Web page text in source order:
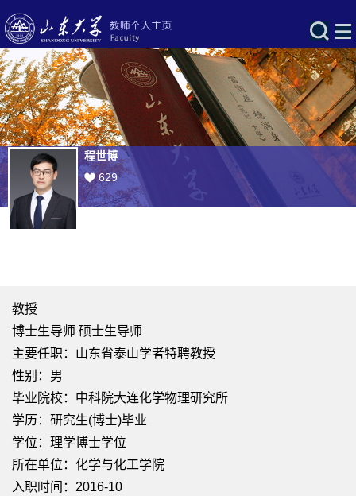
程世博
629
教授
博士生导师 硕士生导师
主要任职：山东省泰山学者特聘教授
性别：男
毕业院校：中科院大连化学物理研究所
学历：研究生(博士)毕业
学位：理学博士学位
所在单位：化学与化工学院
入职时间：2016-10